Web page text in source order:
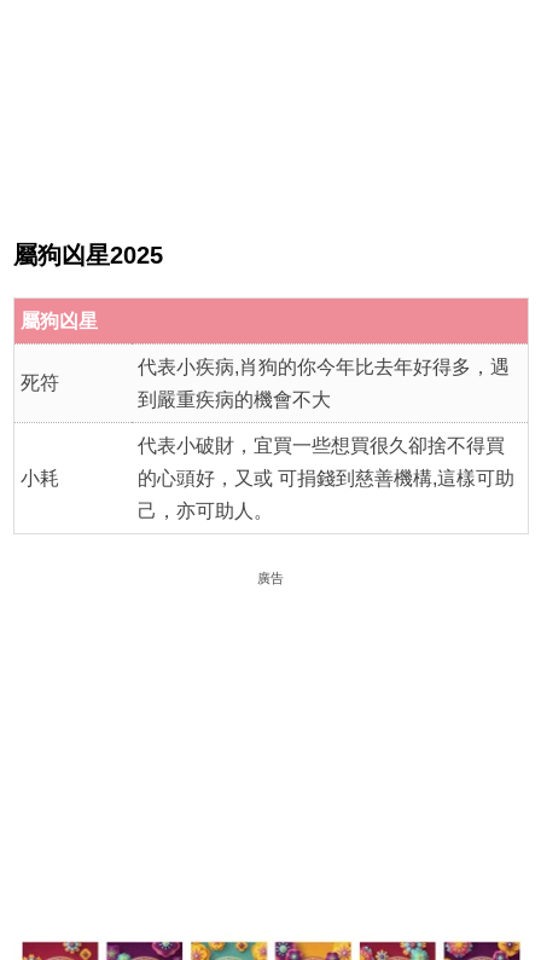
屬狗凶星2025
屬狗凶星
死符
代表小疾病,肖狗的你今年比去年好得多，遇
到嚴重疾病的機會不大
小耗
代表小破財，宜買一些想買很久卻捨不得買
的心頭好，又或 可捐錢到慈善機構,這樣可助
己，亦可助人。
廣告